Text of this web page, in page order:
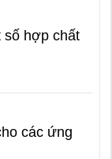
số hợp chất
các ứng